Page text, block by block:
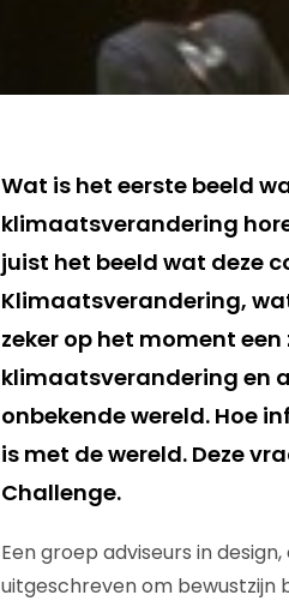
Wat is het eerste beeld
klimaatsverandering
juist het beeld wat deze
Klimaatsverandering,
zeker op het moment
klimaatsverandering en
onbekende wereld. Hoe
is met de wereld. Deze
Challenge.
Een groep adviseurs in
uitgeschreven om bewustzijn